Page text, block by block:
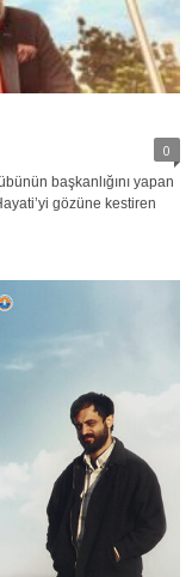
0
başkanlığını yapan
gözüne kestiren